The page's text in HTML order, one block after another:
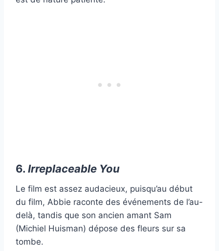
6. Irreplaceable You
Le film est assez audacieux, puisqu’au début
du film, Abbie raconte des événements de l’au-
delà, tandis que son ancien amant Sam
(Michiel Huisman) dépose des fleurs sur sa
tombe.